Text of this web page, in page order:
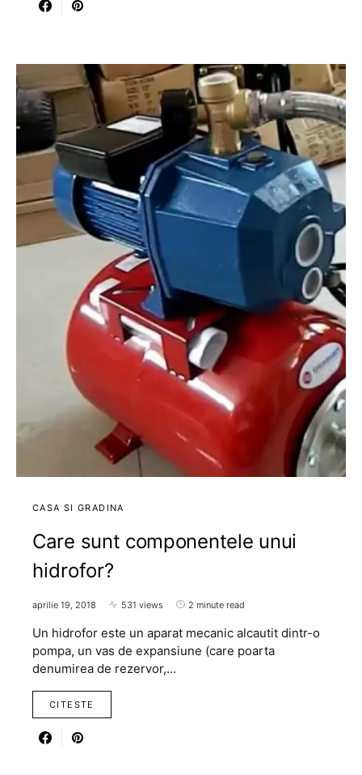
CASA SI GRADINA
Care sunt componentele unui
hidrofor?
aprilie 19, 2018 531 views 2 minute read
Un hidrofor este un aparat mecanic alcautit dintr-o
pompa, un vas de expansiune (care poarta
denumirea de rezervor,…
CITESTE